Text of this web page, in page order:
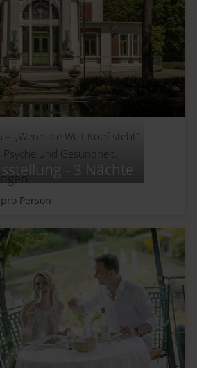
- 3 Nächte
– „Wenn die Welt Kopf steht“
und Gesundheit.
Person